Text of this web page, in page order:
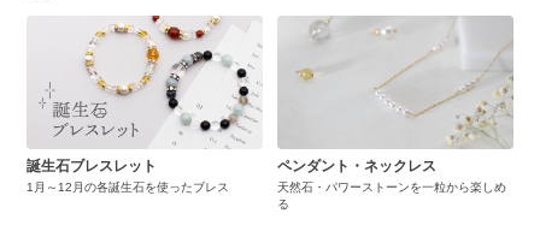
誕生石ブレスレット
1月～12月の各誕生石を使ったブレス
ペンダント・ネックレス
天然石・パワーストーンを一粒から楽しめ
る